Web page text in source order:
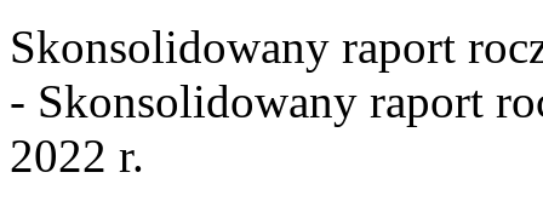
Skonsolidowany raport
- Skonsolidowany raport
2022 r.